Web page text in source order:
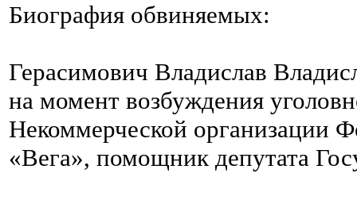
Биография обвиняемых:
Герасимович Владислав
на момент возбуждения
Некоммерческой организации
«Вега», помощник депутата